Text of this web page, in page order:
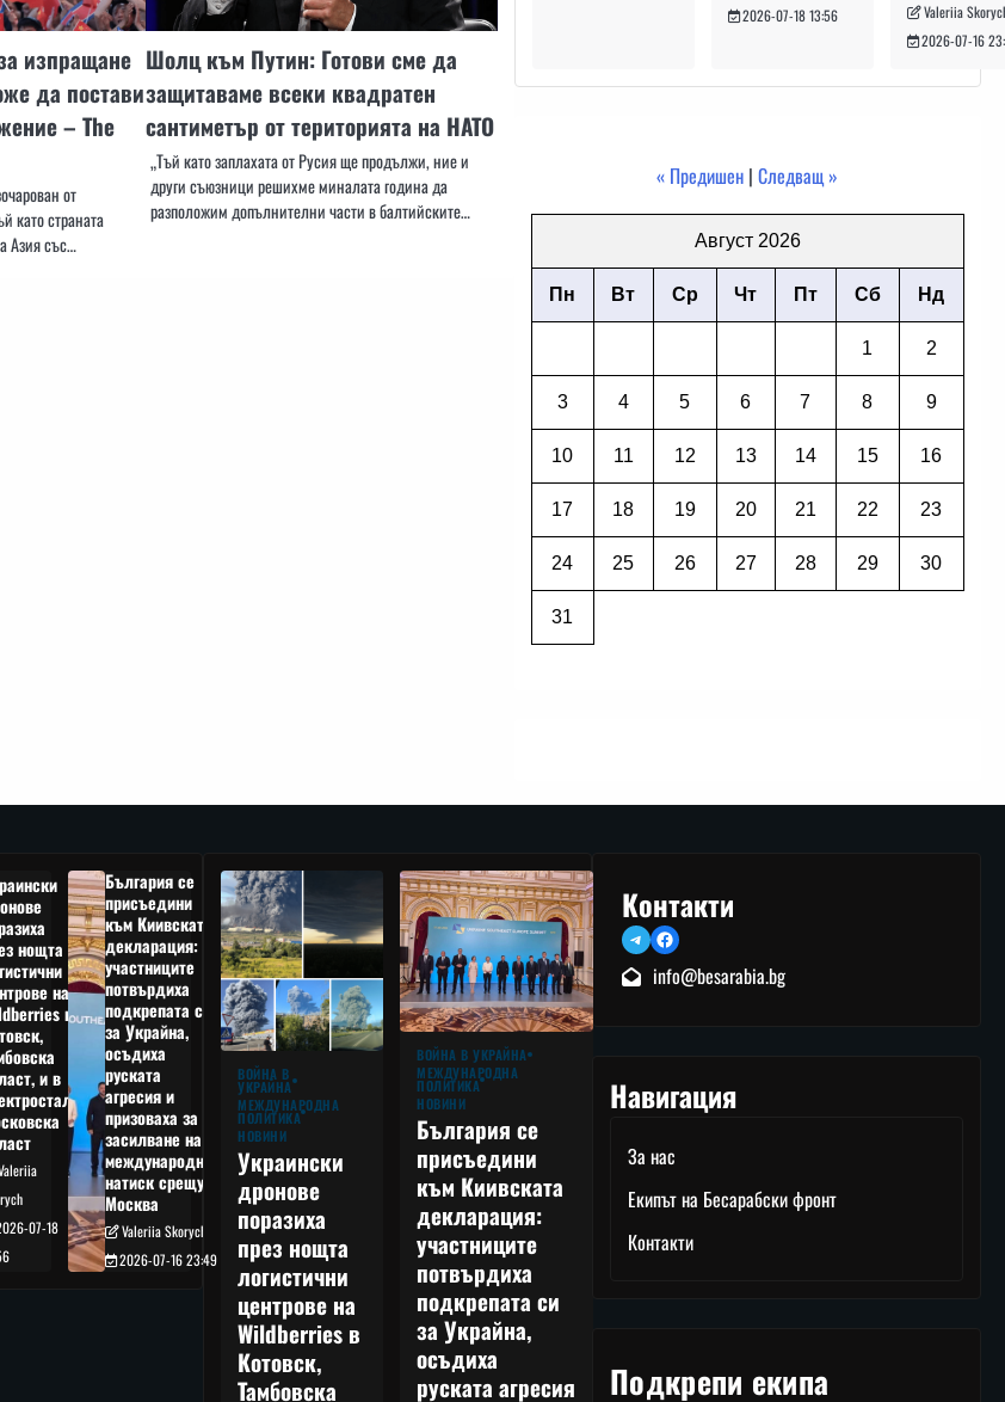
изпращане
да постави
– The
от
като страната
Азия със…
Шолц към Путин: Готови сме да
защитаваме всеки квадратен
сантиметър от територията на НАТО
„Тъй като заплахата от Русия ще продължи, ние и
други съюзници решихме миналата година да
разположим допълнителни части в балтийските…
2026-07-18 13:56
Valeriia
2026-07-16
« Предишен |Следващ »
Август 2026
Пн Вт Ср Чт Пт Сб Нд
1 2
3 4 5 6 7 8 9
10 11 12 13 14 15 16
17 18 19 20 21 22 23
24 25 26 27 28 29 30
31
нощта
на
в
и в
07-18
България се
присъедини
към Киивската
декларация:
участниците
потвърдиха
подкрепата си
за Украйна,
осъдиха
руската
агресия и
призоваха за
засилване на
международния
натиск срещу
Москва
Valeriia Skorych
2026-07-16 23:49
ВОЙНА В
УКРАЙНА
МЕЖДУНАРОДНА
ПОЛИТИКА
НОВИНИ
Украински
дронове
поразиха
през нощта
логистични
центрове на
Wildberries в
Котовск,
Тамбовска
ВОЙНА В УКРАЙНА
МЕЖДУНАРОДНА
ПОЛИТИКА
НОВИНИ
България се
присъедини
към Киивската
декларация:
участниците
потвърдиха
подкрепата си
за Украйна,
осъдиха
руската агресия
Контакти
TelegramFacebook
info@besarabia.bg
Навигация
За нас
Екипът на Бесарабски фронт
Контакти
Подкрепи екипа